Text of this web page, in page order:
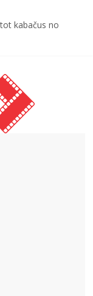
kabačus no
pamats
līdz krāpšanai?
kļūdas